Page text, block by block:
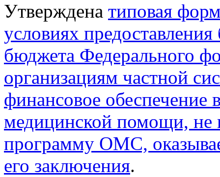
Утверждена типовая
условиях
бюджета Федерального
организациям частной
финансовое обеспечение
медицинской помощи, не
программу ОМС,
его заключения.